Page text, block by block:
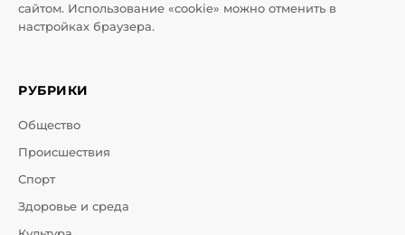
сайтом. Использование «cookie» можно отменить в
настройках браузера.
РУБРИКИ
Общество
Происшествия
Спорт
Здоровье и среда